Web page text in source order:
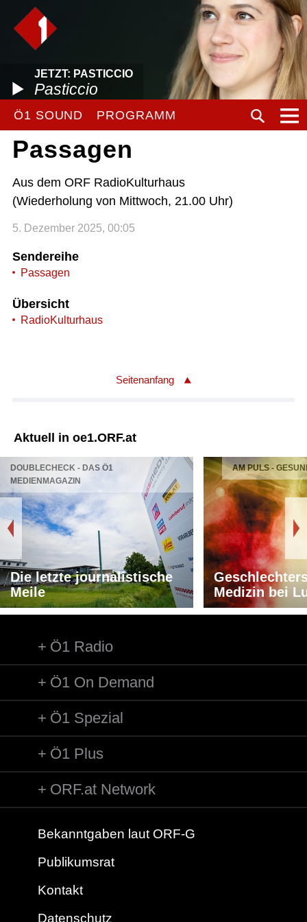
JETZT: PASTICCIO
Pasticcio
Ö1 SOUND PROGRAMM
Passagen
Aus dem ORF RadioKulturhaus
(Wiederholung von Mittwoch, 21.00 Uhr)
5. Dezember 2025, 00:05
Sendereihe
Passagen
Übersicht
RadioKulturhaus
Seitenanfang
Aktuell in oe1.ORF.at
DOUBLECHECK - DAS Ö1
MEDIENMAGAZIN
Die letzte journalistische
Meile
AM PULS -
Medizin bei
Ö1 Radio
Ö1 On Demand
Ö1 Spezial
Ö1 Plus
ORF.at Network
Bekanntgaben laut ORF-G
Publikumsrat
Kontakt
Datenschutz